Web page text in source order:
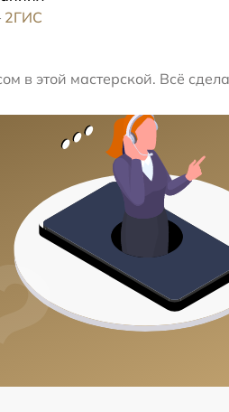
диагностику.
2ГИС
в этой мастерской. Всё